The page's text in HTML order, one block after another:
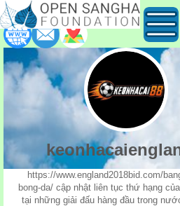
https://www.england2018bid.com/
bong-da/cập nhật liên tục thứ hạng của các đội bóng
tại những giải đấu hàng đầu trong